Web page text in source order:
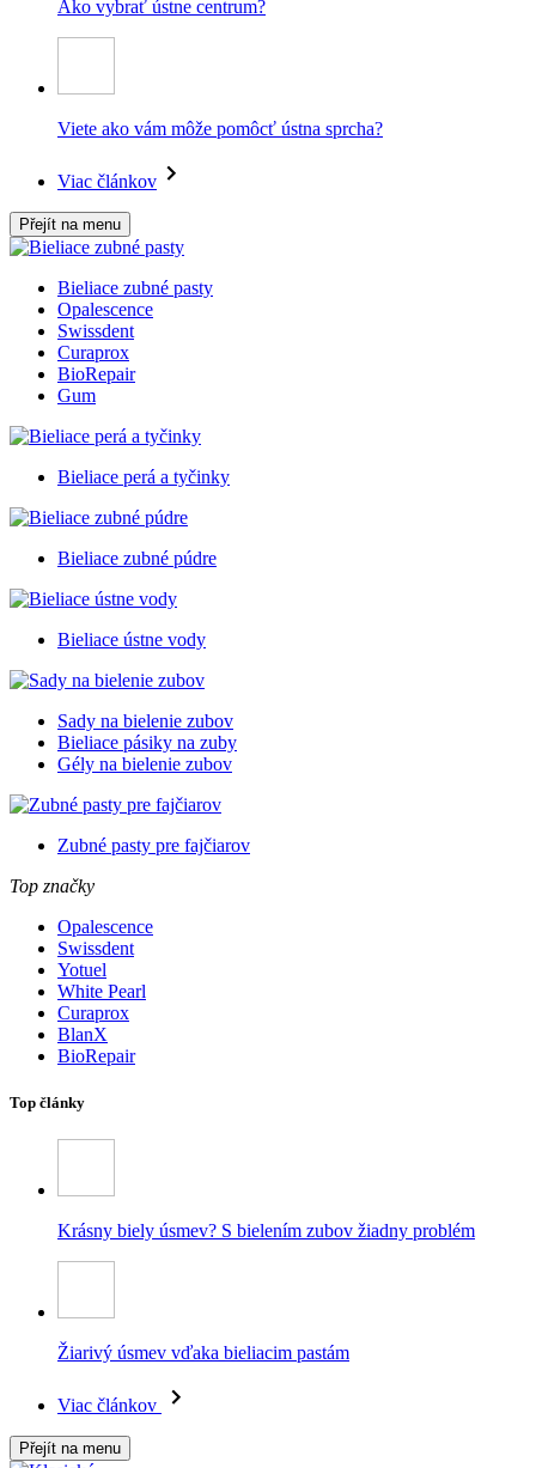
Ako vybrať ústne centrum?
Viete ako vám môže pomôcť ústna sprcha?
Viac článkov
Přejít na menu
Bieliace zubné pasty
Opalescence
Swissdent
Curaprox
BioRepair
Gum
Bieliace perá a tyčinky
Bieliace zubné púdre
Bieliace ústne vody
Sady na bielenie zubov
Bieliace pásiky na zuby
Gély na bielenie zubov
Zubné pasty pre fajčiarov
Top značky
Opalescence
Swissdent
Yotuel
White Pearl
Curaprox
BlanX
BioRepair
Top články
Krásny biely úsmev? S bielením zubov žiadny problém
Žiarivý úsmev vďaka bieliacim pastám
Viac článkov
Přejít na menu